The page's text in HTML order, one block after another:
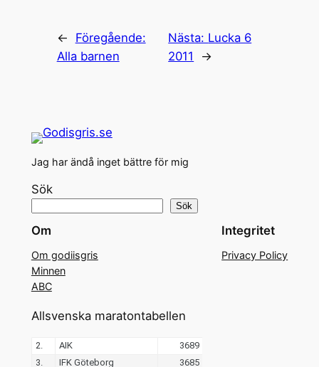
←
Föregående:
Alla barnen
Nästa: Lucka 6
2011
→
Jag har ändå inget bättre för mig
Sök
Sök
Om
Om godiisgris
Minnen
ABC
Integritet
Privacy Policy
Allsvenska maratontabellen